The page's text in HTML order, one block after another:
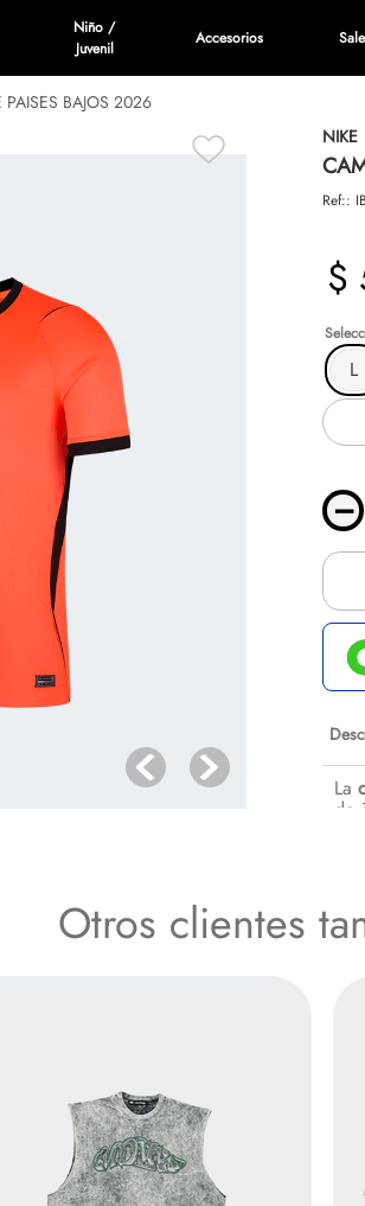
Niño /
Juvenil
Accesorios Sale
BAJOS 2026
NIKE
Ref::
$
L
－
La
de
Otros clientes